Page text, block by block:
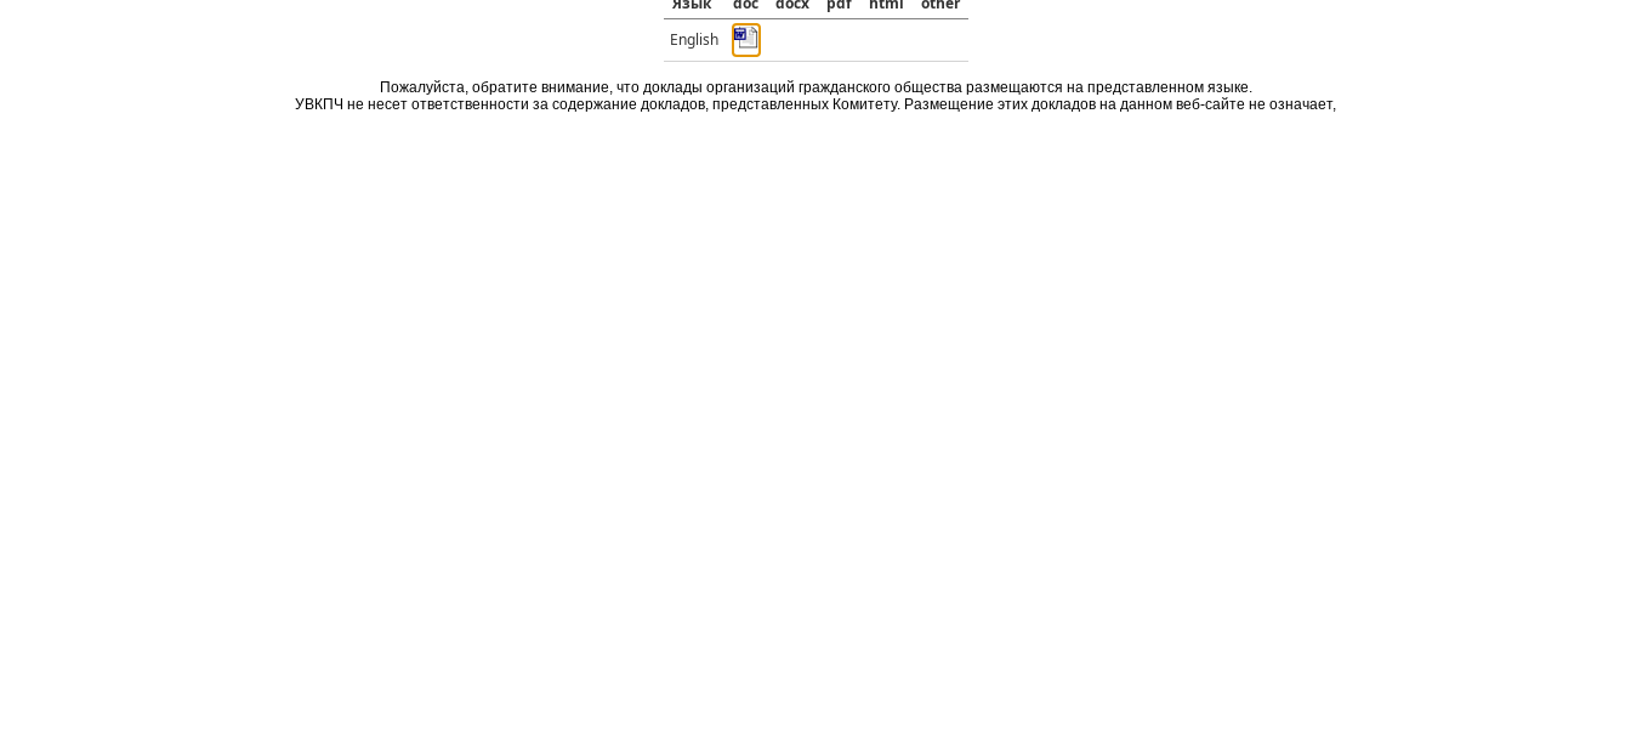
English
Пожалуйста, обратите внимание, что доклады организаций гражданского общества размещаются на представленном языке.
УВКПЧ не несет ответственности за содержание докладов, представленных Комитету. Размещение этих докладов на данном веб-сайте не означает,